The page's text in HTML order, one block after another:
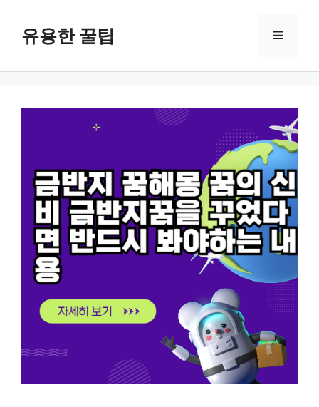
유용한 꿀팁 메